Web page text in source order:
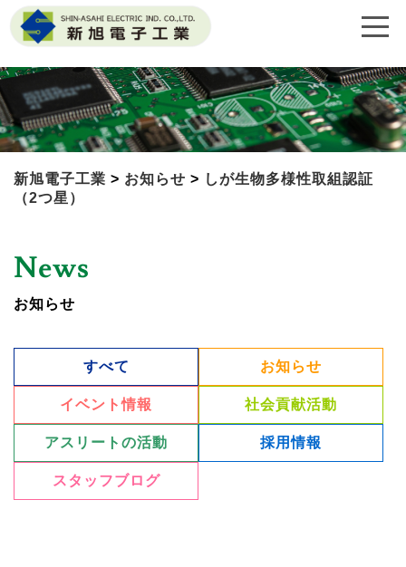
新旭電子工業 > お知らせ > しが生物多様性取組認証
（2つ星）
News
お知らせ
すべて お知らせ
イベント情報 社会貢献活動
アスリートの活動 採用情報
スタッフブログ